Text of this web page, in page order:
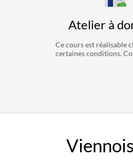
Atelier à
Ce cours est réalisable
certaines conditions.